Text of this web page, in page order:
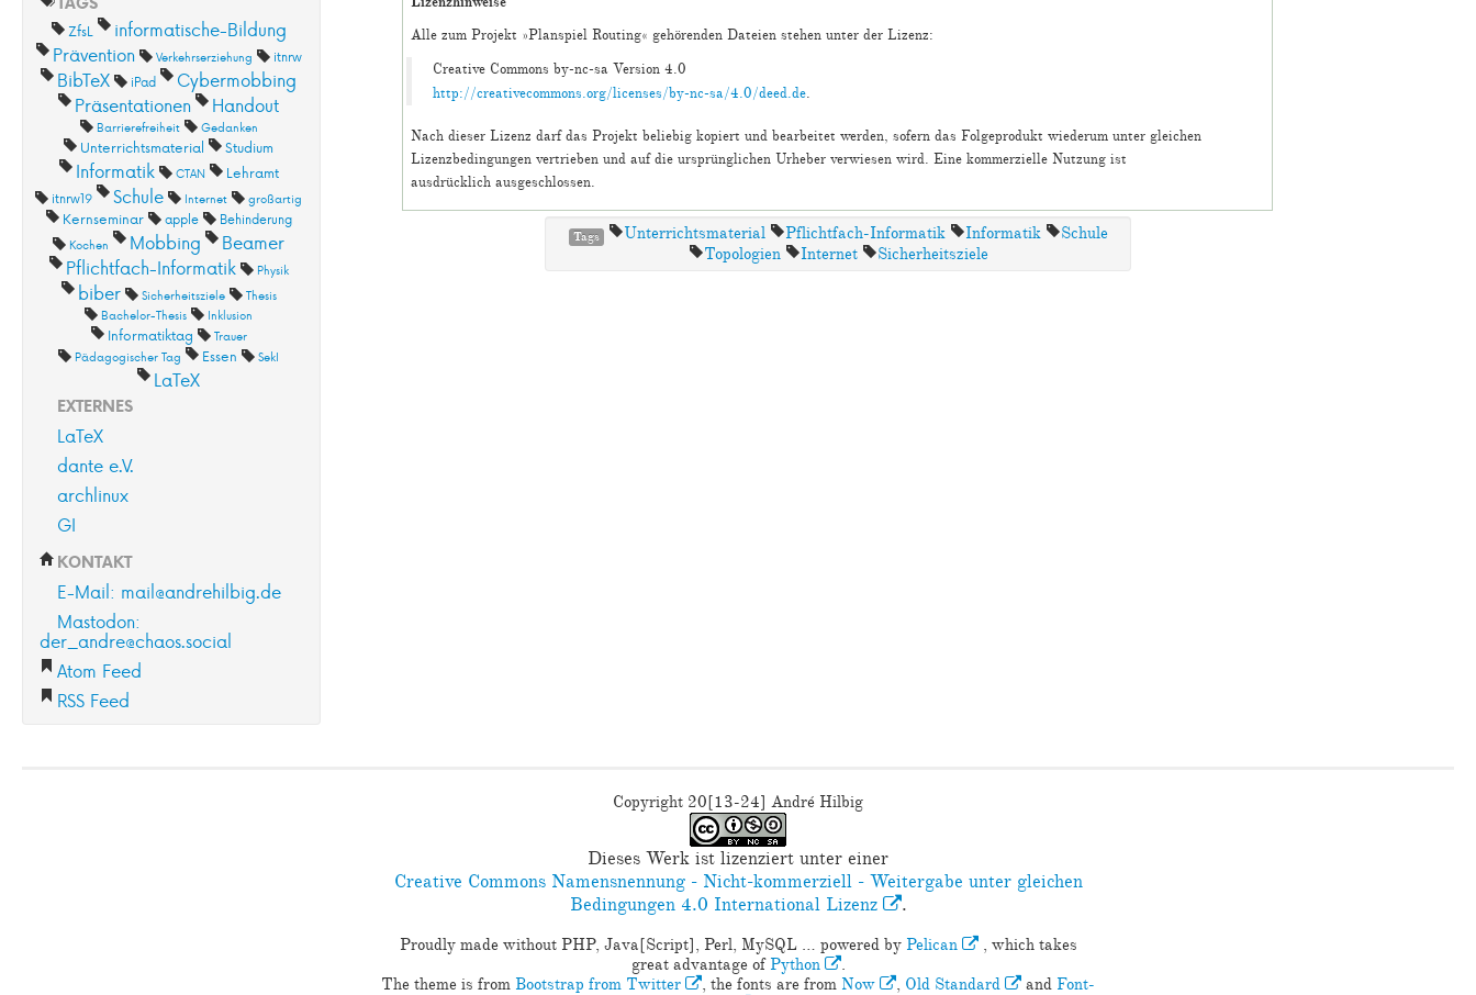
ZfsL
informatische-Bildung
Prävention
Verkehrserziehung itnrw
BibTeX iPad
Cybermobbing
Präsentationen
Handout
Barrierefreiheit Gedanken
Unterrichtsmaterial Studium
Informatik CTAN Lehramt
itnrw19 Schule Internet großartig
Kernseminar apple
Behinderung
Kochen
Mobbing
Beamer
Pflichtfach-Informatik
Physik
biber Sicherheitsziele
Thesis
Bachelor-Thesis
Inklusion
Informatiktag
Trauer
Pädagogischer Tag
Essen SekI
LaTeX
EXTERNES
LaTeX
dante e.V.
archlinux
GI
KONTAKT
E-Mail: mail@andrehilbig.de
Mastodon:
der_andre@chaos.social
Atom Feed
RSS Feed
Alle zum Projekt »Planspiel Routing« gehörenden Dateien stehen unter der Lizenz:
Creative Commons by-nc-sa Version 4.0
http://creativecommons.org/licenses/by-nc-sa/4.0/deed.de.
Nach dieser Lizenz darf das Projekt beliebig kopiert und bearbeitet werden, sofern das Folgeprodukt wiederum unter gleichen
Lizenzbedingungen vertrieben und auf die ursprünglichen Urheber verwiesen wird. Eine kommerzielle Nutzung ist
ausdrücklich ausgeschlossen.
Tags Unterrichtsmaterial Pflichtfach-Informatik Informatik
Schule
Topologien
Internet Sicherheitsziele
Copyright 20[13-24] André Hilbig
Dieses Werk ist lizenziert unter einer
Creative Commons Namensnennung - Nicht-kommerziell - Weitergabe unter gleichen
Bedingungen 4.0 International Lizenz
.
Proudly made without PHP, Java[Script], Perl, MySQL … powered by Pelican
, which takes
great advantage of Python
.
The theme is from Bootstrap from Twitter , the fonts are from Now , Old Standard and Font-